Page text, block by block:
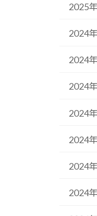
2025
2024
2024
2024
2024
2024
2024
2024